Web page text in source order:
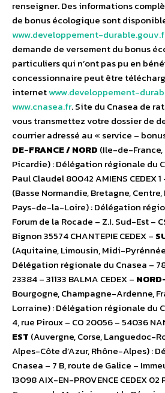
renseigner. Des informations
de bonus écologique sont
www.developpement-
demande de versement du bonus
particuliers qui n’ont pas pu en
concessionnaire peut être
internetwww.developpement-
www.cnasea.fr. Site du Cnasea de
vous transmettez votre dossier de
courrier adressé au « service –
DE-FRANCE / NORD (Ile-de-
Picardie) : Délégation régionale du
Paul Claudel 80042 AMIENS CEDEX 1
(Basse Normandie, Bretagne,
Pays-de-la-Loire) : Délégation
Forum de la Rocade – Z.I. Sud-Est –
Bignon 35574 CHANTEPIE CEDEX –
(Aquitaine, Limousin, Midi-
Délégation régionale du Cnasea –
23384 – 31133 BALMA CEDEX –
Bourgogne, Champagne-Ardenne,
Lorraine) : Délégation régionale du
4, rue Piroux – CO 20056 – 54036
EST (Auvergne, Corse, Languedoc-
Alpes-Côte d’Azur, Rhône-Alpes) :
Cnasea – 7 B, route de Galice –
13098 AIX-EN-PROVENCE CEDEX